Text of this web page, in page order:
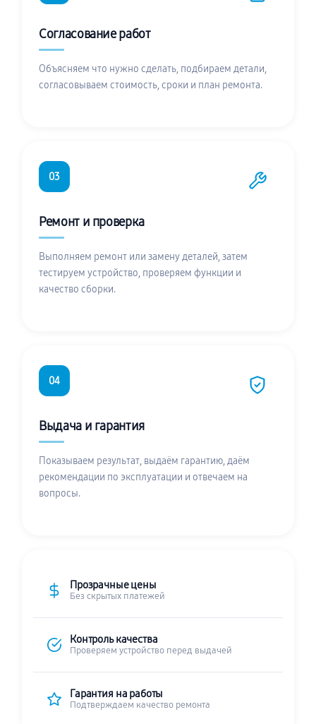
Согласование работ
Объясняем что нужно сделать, подбираем детали,
согласовываем стоимость, сроки и план ремонта.
03
Ремонт и проверка
Выполняем ремонт или замену деталей, затем
тестируем устройство, проверяем функции и
качество сборки.
04
Выдача и гарантия
Показываем результат, выдаём гарантию, даём
рекомендации по эксплуатации и отвечаем на
вопросы.
Прозрачные цены
Без скрытых платежей
Контроль качества
Проверяем устройство перед выдачей
Гарантия на работы
Подтверждаем качество ремонта